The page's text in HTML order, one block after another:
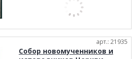
арт.: 21935
Собор новомученников и